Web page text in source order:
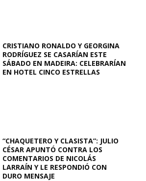
CRISTIANO RONALDO Y GEORGINA
RODRÍGUEZ SE CASARÍAN ESTE
SÁBADO EN MADEIRA: CELEBRARÍAN
EN HOTEL CINCO ESTRELLAS
“CHAQUETERO Y CLASISTA”: JULIO
CÉSAR APUNTÓ CONTRA LOS
COMENTARIOS DE NICOLÁS
LARRAÍN Y LE RESPONDIÓ CON
DURO MENSAJE